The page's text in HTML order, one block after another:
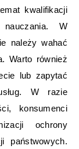
kwalifikacji
W
należy wahać
Warto również
lub zapytać
W razie
konsumenci
ochrony
państwowych.